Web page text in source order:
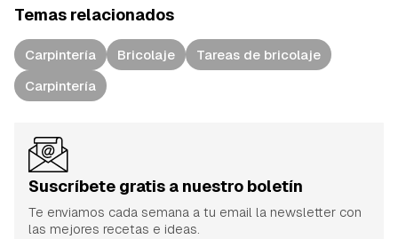
Temas relacionados
Carpintería Bricolaje
Tareas de bricolaje
Carpintería
Suscríbete gratis a nuestro boletín
Te enviamos cada semana a tu email la newsletter con
las mejores recetas e ideas.